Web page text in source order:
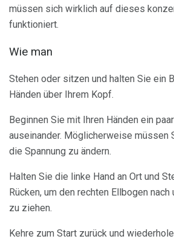
müssen sich wirklich auf dieses
funktioniert.
Wie man
Stehen oder sitzen und halten Sie ein
Händen über Ihrem Kopf.
Beginnen Sie mit Ihren Händen ein
auseinander. Möglicherweise müssen
die Spannung zu ändern.
Halten Sie die linke Hand an Ort und
Rücken, um den rechten Ellbogen
zu ziehen.
Kehre zum Start zurück und